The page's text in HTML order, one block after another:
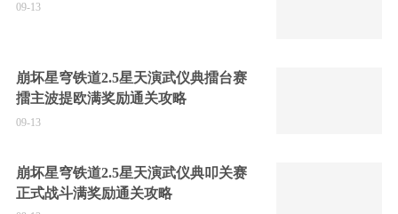
09-13
崩坏星穹铁道2.5星天演武仪典擂台赛
擂主波提欧满奖励通关攻略
09-13
崩坏星穹铁道2.5星天演武仪典叩关赛
正式战斗满奖励通关攻略